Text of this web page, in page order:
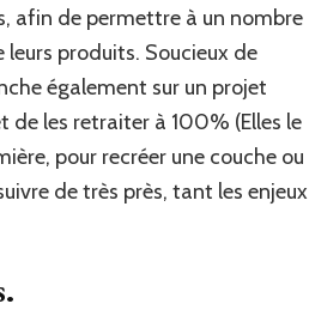
afin de permettre à un nombre
produits. Soucieux de
également sur un projet
de les retraiter à 100% (Elles le
pour recréer une couche ou
de très près, tant les enjeux